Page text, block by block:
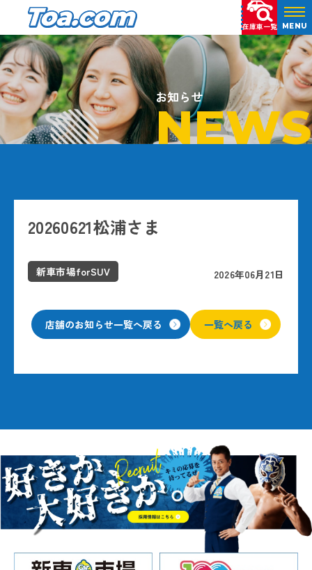
在庫車一覧 MENU
お知らせ
NEWS
20260621松浦さま
新車市場forSUV 2026年06月21日
店舗のお知らせ一覧へ戻る 一覧へ戻る